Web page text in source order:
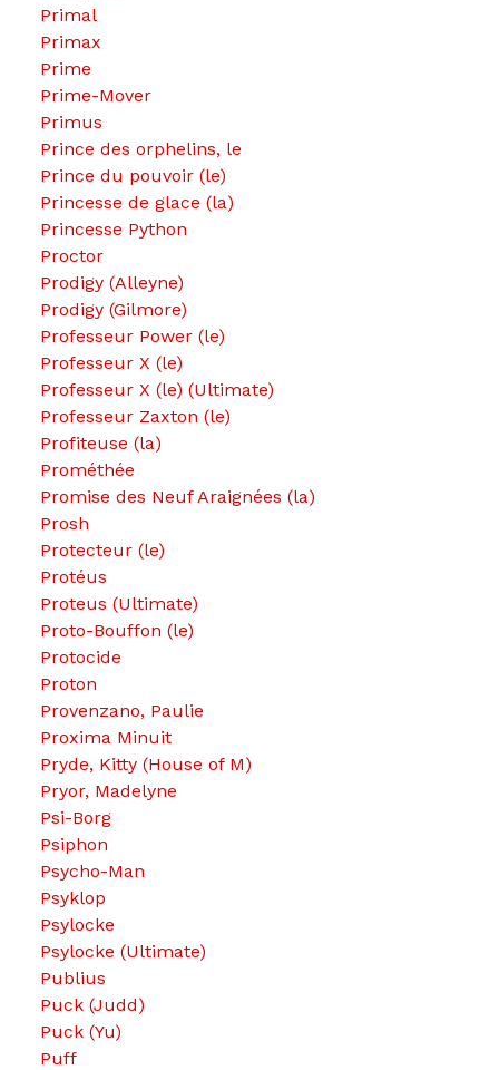
Primal
Primax
Prime
Prime-Mover
Primus
Prince des orphelins, le
Prince du pouvoir (le)
Princesse de glace (la)
Princesse Python
Proctor
Prodigy (Alleyne)
Prodigy (Gilmore)
Professeur Power (le)
Professeur X (le)
Professeur X (le) (Ultimate)
Professeur Zaxton (le)
Profiteuse (la)
Prométhée
Promise des Neuf Araignées (la)
Prosh
Protecteur (le)
Protéus
Proteus (Ultimate)
Proto-Bouffon (le)
Protocide
Proton
Provenzano, Paulie
Proxima Minuit
Pryde, Kitty (House of M)
Pryor, Madelyne
Psi-Borg
Psiphon
Psycho-Man
Psyklop
Psylocke
Psylocke (Ultimate)
Publius
Puck (Judd)
Puck (Yu)
Puff